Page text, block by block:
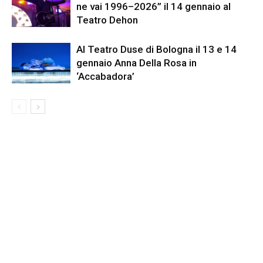
ne vai 1996–2026” il 14 gennaio al
Teatro Dehon
Al Teatro Duse di Bologna il 13 e 14
gennaio Anna Della Rosa in
‘Accabadora’